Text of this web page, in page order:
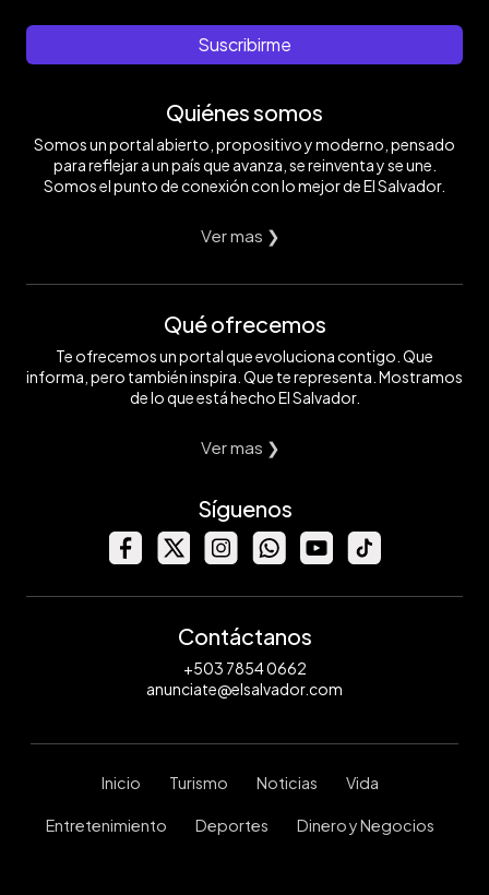
Suscribirme
Quiénes somos
Somos un portal abierto, propositivo y moderno, pensado
para reflejar a un país que avanza, se reinventa y se une.
Somos el punto de conexión con lo mejor de El Salvador.
Ver mas ❯
Qué ofrecemos
Te ofrecemos un portal que evoluciona contigo. Que
informa, pero también inspira. Que te representa. Mostramos
de lo que está hecho El Salvador.
Ver mas ❯
Síguenos
Contáctanos
+503 7854 0662
anunciate@elsalvador.com
Inicio Turismo Noticias Vida
Entretenimiento Deportes Dinero y Negocios